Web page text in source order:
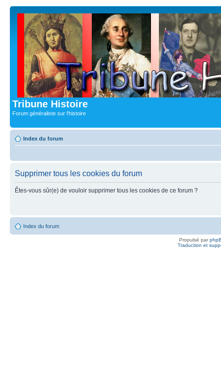
Tribune Histoire
Forum généraliste sur l'histoire
Index du forum
Supprimer tous les cookies du forum
Êtes-vous sûr(e) de vouloir supprimer tous les cookies de ce forum ?
Index du forum
Propulsé par
Traduction et